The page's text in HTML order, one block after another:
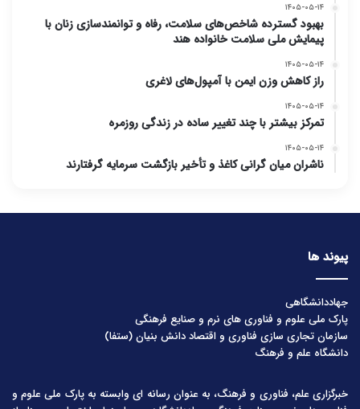
۱۴۰۵-۰۵-۱۴
بهبود گسترده شاخص‌های سلامت، رفاه و توانمندسازی زنان با
پیمایش ملی سلامت خانواده هند
۱۴۰۵-۰۵-۱۴
راز کاهش وزن ایمن با آمپول‌های لاغری
۱۴۰۵-۰۵-۱۴
تمرکز بیشتر با چند تغییر ساده در زندگی روزمره
۱۴۰۵-۰۵-۱۴
ناشران میان گرانی کاغذ و تأخیر بازگشت سرمایه گرفتارند
پیوند ها
جهاددانشگاهی
پارک ملی علوم و فناوری های نرم و صنایع فرهنگی
سازمان تجاری سازی فناوری و اقتصاد دانش بنیان (ستفا)
دانشگاه علم و فرهنگ
خبرگزاری علم، فناوری و فرهنگ، به عنوان رسانه ای وابسته به پارک ملی علوم و